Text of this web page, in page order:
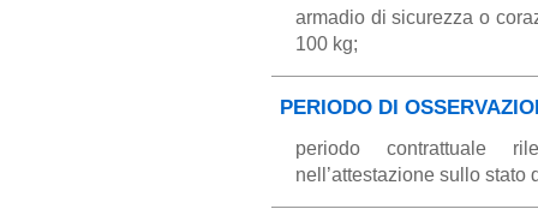
armadio di sicurezza o
100 kg;
PERIODO DI
periodo contrattuale
nell’attestazione sullo